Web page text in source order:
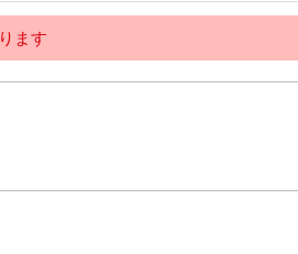
第2話
ます